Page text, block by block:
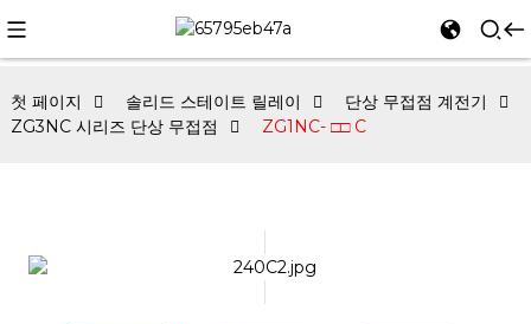
첫 페이지 솔리드 스테이트 릴레이
단상 무접점 계전기
ZG3NC 시리즈 단상 무접점
ZG1NC- □□ C